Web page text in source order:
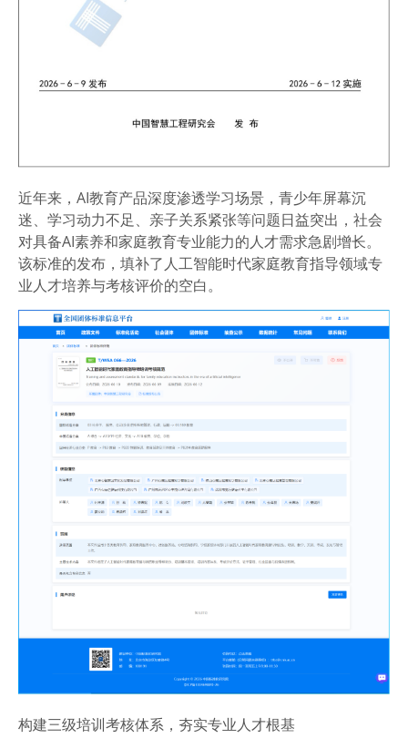
近年来，AI教育产品深度渗透学习场景，青少年屏幕沉
迷、学习动力不足、亲子关系紧张等问题日益突出，社会
对具备AI素养和家庭教育专业能力的人才需求急剧增长。
该标准的发布，填补了人工智能时代家庭教育指导领域专
业人才培养与考核评价的空白。
构建三级培训考核体系，夯实专业人才根基